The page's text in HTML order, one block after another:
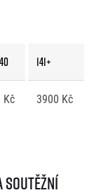
141+
Kč 3900 Kč
soutěžní